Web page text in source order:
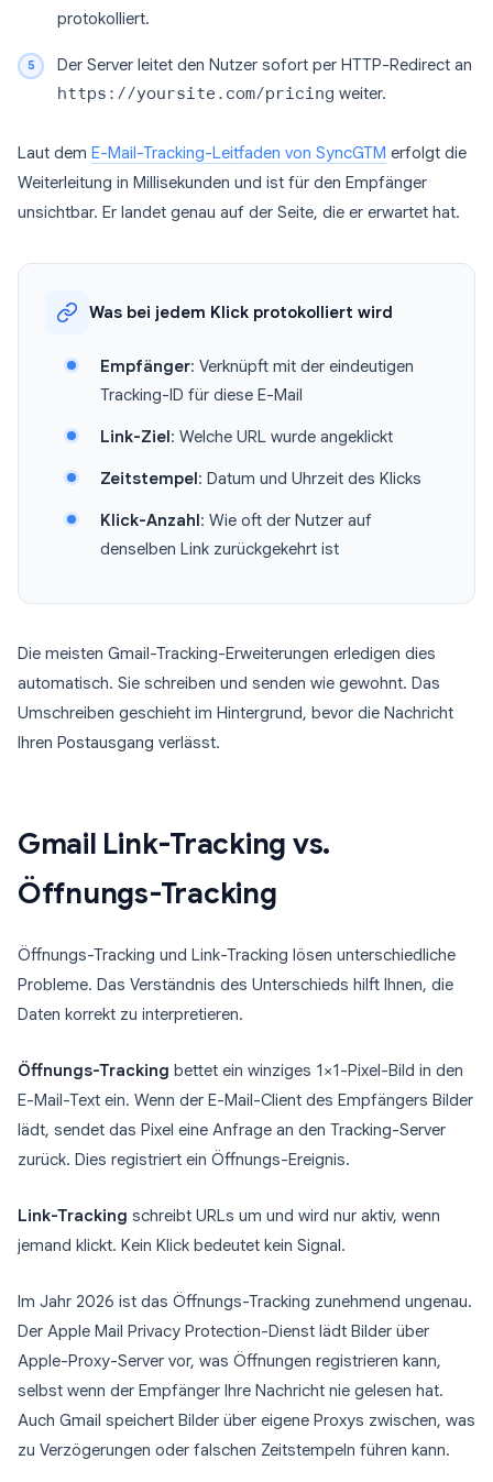
protokolliert.
Der Server leitet den Nutzer sofort per HTTP-Redirect an
https://yoursite.com/pricing weiter.
Laut dem E-Mail-Tracking-Leitfaden von SyncGTM erfolgt die
Weiterleitung in Millisekunden und ist für den Empfänger
unsichtbar. Er landet genau auf der Seite, die er erwartet hat.
Was bei jedem Klick protokolliert wird
Empfänger: Verknüpft mit der eindeutigen
Tracking-ID für diese E-Mail
Link-Ziel: Welche URL wurde angeklickt
Zeitstempel: Datum und Uhrzeit des Klicks
Klick-Anzahl: Wie oft der Nutzer auf
denselben Link zurückgekehrt ist
Die meisten Gmail-Tracking-Erweiterungen erledigen dies
automatisch. Sie schreiben und senden wie gewohnt. Das
Umschreiben geschieht im Hintergrund, bevor die Nachricht
Ihren Postausgang verlässt.
Gmail Link-Tracking vs.
Öffnungs-Tracking
Öffnungs-Tracking und Link-Tracking lösen unterschiedliche
Probleme. Das Verständnis des Unterschieds hilft Ihnen, die
Daten korrekt zu interpretieren.
Öffnungs-Tracking bettet ein winziges 1×1-Pixel-Bild in den
E-Mail-Text ein. Wenn der E-Mail-Client des Empfängers Bilder
lädt, sendet das Pixel eine Anfrage an den Tracking-Server
zurück. Dies registriert ein Öffnungs-Ereignis.
Link-Tracking schreibt URLs um und wird nur aktiv, wenn
jemand klickt. Kein Klick bedeutet kein Signal.
Im Jahr 2026 ist das Öffnungs-Tracking zunehmend ungenau.
Der Apple Mail Privacy Protection-Dienst lädt Bilder über
Apple-Proxy-Server vor, was Öffnungen registrieren kann,
selbst wenn der Empfänger Ihre Nachricht nie gelesen hat.
Auch Gmail speichert Bilder über eigene Proxys zwischen, was
zu Verzögerungen oder falschen Zeitstempeln führen kann.